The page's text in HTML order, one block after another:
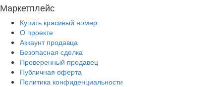
Маркетплейс
Купить красивый номер
О проекте
Аккаунт продавца
Безопасная сделка
Проверенный продавец
Публичная оферта
Политика конфиденциальности